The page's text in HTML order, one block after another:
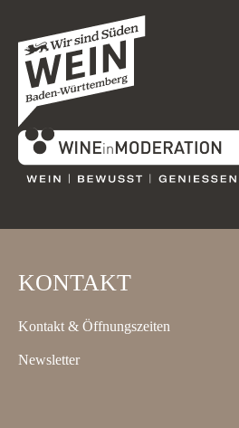
KONTAKT
Kontakt & Öffnungszeiten
Newsletter